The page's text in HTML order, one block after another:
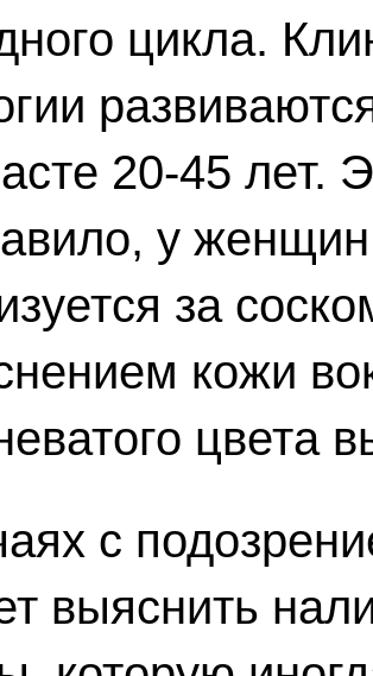
цикла.
20-45 лет.
у
за
кожи
цвета
с
выяснить